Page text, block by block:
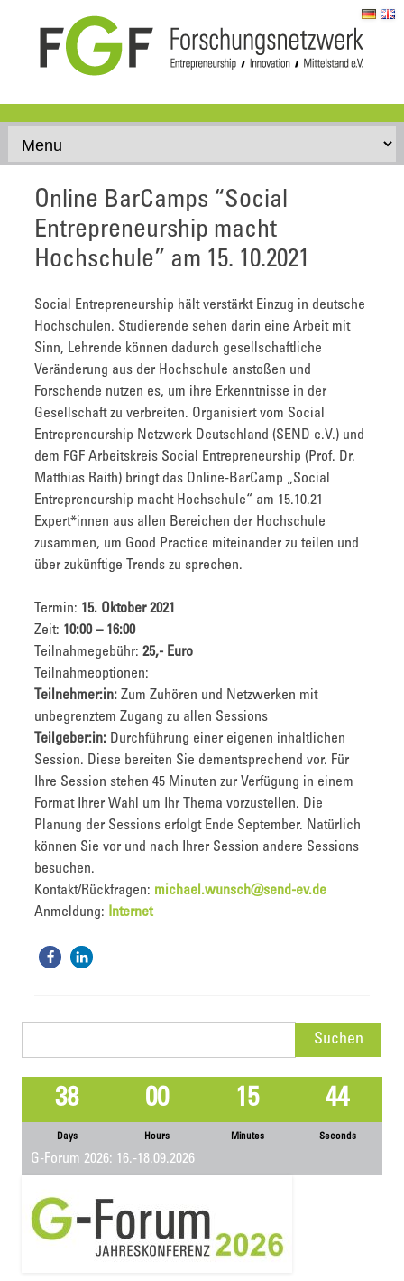
Skip to content
Online BarCamps “Social
Entrepreneurship macht
Hochschule” am 15. 10.2021
Social Entrepreneurship hält verstärkt Einzug in deutsche
Hochschulen. Studierende sehen darin eine Arbeit mit
Sinn, Lehrende können dadurch gesellschaftliche
Veränderung aus der Hochschule anstoßen und
Forschende nutzen es, um ihre Erkenntnisse in der
Gesellschaft zu verbreiten. Organisiert vom Social
Entrepreneurship Netzwerk Deutschland (SEND e.V.) und
dem FGF Arbeitskreis Social Entrepreneurship (Prof. Dr.
Matthias Raith) bringt das Online-BarCamp „Social
Entrepreneurship macht Hochschule“ am 15.10.21
Expert*innen aus allen Bereichen der Hochschule
zusammen, um Good Practice miteinander zu teilen und
über zukünftige Trends zu sprechen.
Termin: 15. Oktober 2021
Zeit: 10:00 – 16:00
Teilnahmegebühr: 25,- Euro
Teilnahmeoptionen:
Teilnehmer:in: Zum Zuhören und Netzwerken mit
unbegrenztem Zugang zu allen Sessions
Teilgeber:in: Durchführung einer eigenen inhaltlichen
Session. Diese bereiten Sie dementsprechend vor. Für
Ihre Session stehen 45 Minuten zur Verfügung in einem
Format Ihrer Wahl um Ihr Thema vorzustellen. Die
Planung der Sessions erfolgt Ende September. Natürlich
können Sie vor und nach Ihrer Session andere Sessions
besuchen.
Kontakt/Rückfragen: michael.wunsch@send-ev.de
Anmeldung:
Internet
38
Days
00
Hours
15
Minutes
43
Seconds
G-Forum 2026: 16.-18.09.2026